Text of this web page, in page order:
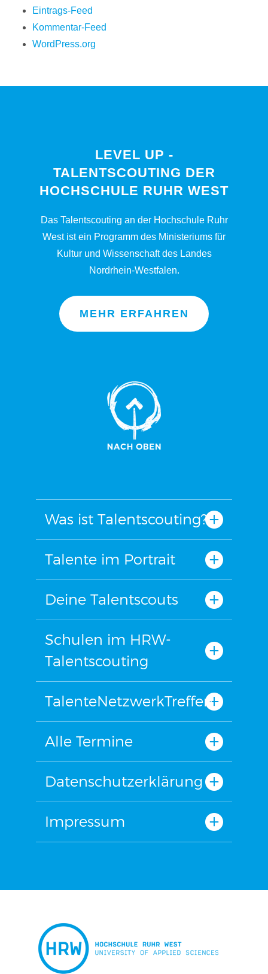
Eintrags-Feed
Kommentar-Feed
WordPress.org
LEVEL UP -
TALENTSCOUTING DER
HOCHSCHULE RUHR WEST
Das Talentscouting an der Hochschule Ruhr
West ist ein Programm des Ministeriums für
Kultur und Wissenschaft des Landes
Nordrhein-Westfalen.
MEHR ERFAHREN
Was ist Talentscouting?
Talente im Portrait
Deine Talentscouts
Schulen im HRW-
Talentscouting
TalenteNetzwerkTreffen
Alle Termine
Datenschutzerklärung
Impressum